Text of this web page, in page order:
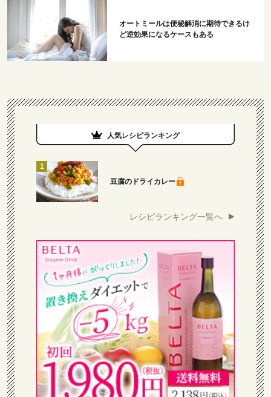
オートミールは便秘解消に期待できるけ
ど逆効果になるケースもある
人気レシピランキング
豆腐のドライカレー
レシピランキング一覧へ